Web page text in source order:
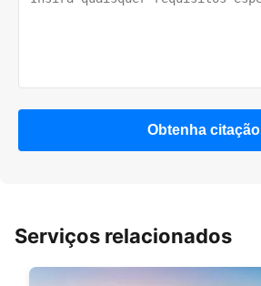
Obtenha citação
Serviços relacionados